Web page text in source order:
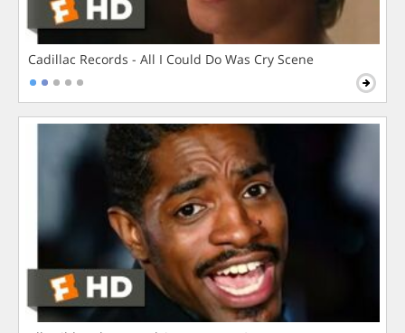
Cadillac Records - All I Could Do Was Cry Scene